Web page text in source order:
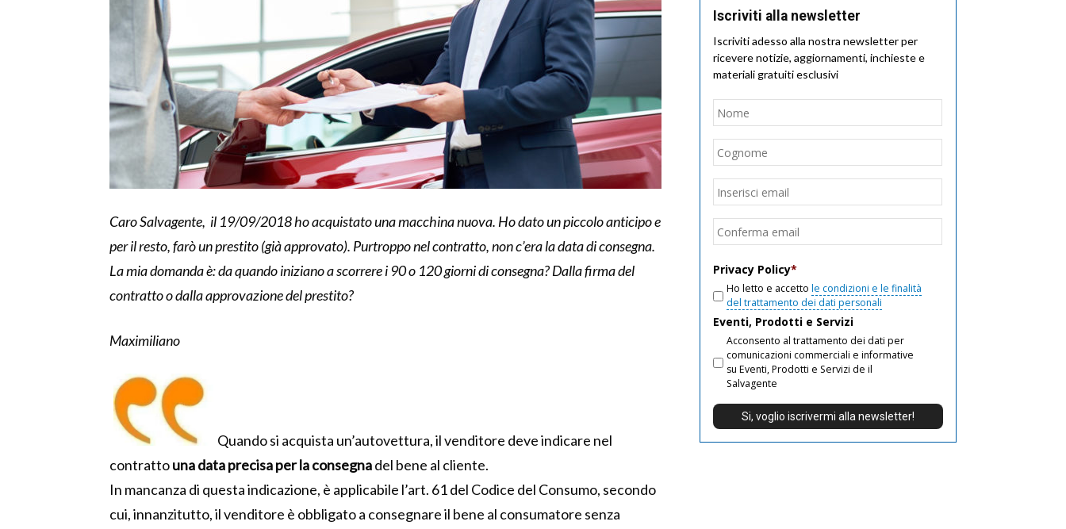
Caro Salvagente, il 19/09/2018 ho acquistato una macchina nuova. Ho dato un piccolo anticipo e
per il resto, farò un prestito (già approvato). Purtroppo nel contratto, non c’era la data di consegna.
La mia domanda è: da quando iniziano a scorrere i 90 o 120 giorni di consegna? Dalla firma del
contratto o dalla approvazione del prestito?
Maximiliano
Quando si acquista un’autovettura, il venditore deve indicare nel
contrattouna data precisa per la consegnadel bene al cliente.
In mancanza di questa indicazione, è applicabile l’art. 61 del Codice del Consumo, secondo
cui, innanzitutto, il venditore è obbligato a consegnare il bene al consumatore senza
Iscriviti alla newsletter
Iscriviti adesso alla nostra newsletter per
ricevere notizie, aggiornamenti, inchieste e
materiali gratuiti esclusivi
Nome
Email
Privacy Policy*
Ho letto e accetto le condizioni e le finalità
del trattamento dei dati personali
Eventi, Prodotti e Servizi
Acconsento al trattamento dei dati per
comunicazioni commerciali e informative
su Eventi, Prodotti e Servizi de il
Salvagente